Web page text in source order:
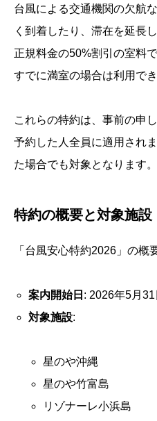
台風による交通機関の欠航
く到着したり、滞在を延長
正規料金の50%割引の室料
すでに満室の場合は利用で
これらの特約は、事前の申
予約した人全員に適用され
た場合でも対象となります。
特約の概要と対象施設
「台風安心特約2026」の概
案内開始日 : 2026年5月31
対象施設:
星のや沖縄
星のや竹富島
リゾナーレ小浜島